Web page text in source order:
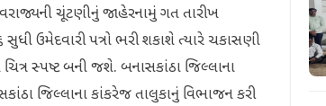
ચૂંટણીનું જાહેરનામું ગત તારીખ
ઉમેદવારી પત્રો ભરી શકાશે ત્યારે ચકાસણી
સ્પષ્ટ બની જશે. બનાસકાંઠા જિલ્લાના
જિલ્લાના કાંકરેજ તાલુકાનું વિભાજન કરી